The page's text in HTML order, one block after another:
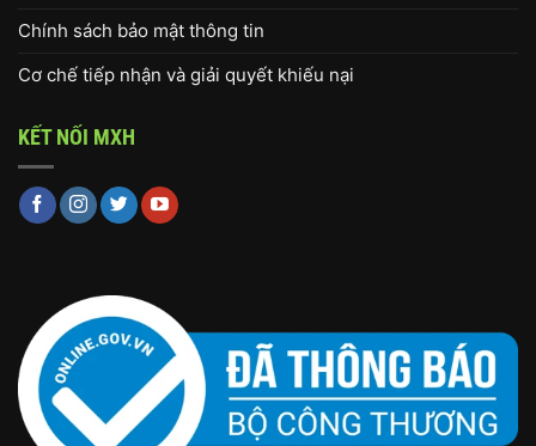
Chính sách bảo mật thông tin
Cơ chế tiếp nhận và giải quyết khiếu nại
KẾT NỐI MXH